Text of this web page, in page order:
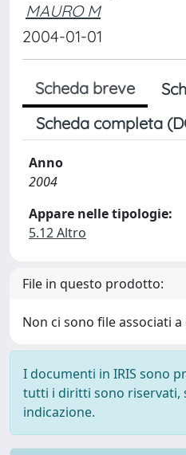
MAURO M
2004-01-01
Scheda breve
Scheda completa
Anno
2004
Appare nelle tipologie:
5.12 Altro
File in questo prodotto:
Non ci sono file associati
I documenti in IRIS sono
tutti i diritti sono riservati,
indicazione.